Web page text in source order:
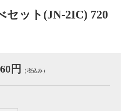
セット(JN-2IC) 720
円 （税込み）